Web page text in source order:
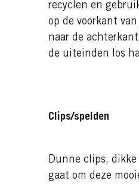
recyclen en
op de voorkant
naar de
de uiteinden los
Clips/spelden
Dunne clips,
gaat om deze